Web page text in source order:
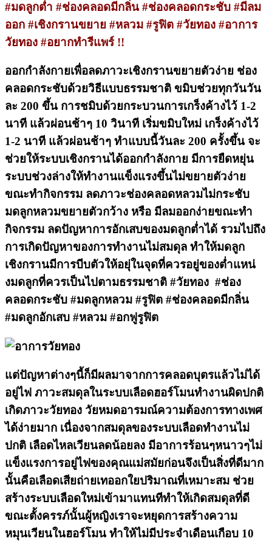
#มดลูกต่ำ #ช่องคลอดมีกลิ่น #ช่องคลอดกระชับ #มีลม
ออก #เชิงกรานขยาย #หลวม #รูฟิต #วัยทอง #อาการ
วัยทอง #อยากทำรีแพร์ !!
ออกกำลังกายเพื่อลดภาวะเชิงกรานขยายตัวง่าย ช่อง
คลอดกระชับด้วยวิธีแบบธรรมชาติ ขมิบช่วยทุกวันวัน
ละ 200 ขึ้น การชมิบด้วยกระบวนการเกร็งค้างไว้ 1-2
นาที แล้วผ่อนช้าๆ 10 วินาที เริ่มขมิบใหม่ เกร็งค้างไว้
1-2 นาที แล้วผ่อนช้าๆ ทำแบบนี้วันละ 200 ครั้งขึ้น จะ
ช่วยให้ระบบเชิงกรานได้ออกกำลังกาย มีการยืดหยุ่น
ระบบช่วงล่างให้ทำงานแข็งแรงขึ้นไม่ขยายตัวง่าย
ขณะทำกิจกรรม ลดภาวะช่องคลอดหลวมไม่กระชับ
มดลูกหลวมขยายตัวกว้าง หรือ มีลมออกง่ายขณะทำ
กิจกรรม ลดปัญหาการอักเสบของมดลูกต่ำได้ รวมไปถึง
การเกิดปัญหาของการทำงานไม่สมดุล ทำให้มดลูก
เชิงกรานมีการบีบตัวให้อยุ่ในจุดที่ควรอยู่ของต่ำแหน่
งมดลูกที่ควรเป็นไปตามธรรมชาติ #วัยทอง #ช่อง
คลอดกระชับ #มดลูกหลวม #รูฟิต #ช่องคลอดมีกลิ่น
#มดลูกอักเสบ #หลวม #อกฟูรูฟิต
แต่ปัญหาต่างๆนี้ก็มีผลมาจากการคลอดบุตรแล้วไม่ได้
อยู่ไฟ ภาวะสมดุลในระบบเลือดฮอร์โมนทำงานผิดปกติ
เกิดภาวะวัยทอง วัยหมดอารมณ์ความต้องการทางเพศ
ได้ง่ายมาก เนื่องจากสมดุลของระบบเลือดทำงานไม่
ปกติ เลือดไหลเวียนลดน้อยลง มีอาการร้อนๆหนาวๆไม่
แข็งแรงการอยู่ไฟของคุณแม่สมัยก่อนจึงเป็นสิ่งที่ดีมาก
นั้นคือเลือดเสียถ่ายเทออกใยปริมาณที่เหมาะสม ช่วย
สร้างระบบเลือดใหม่เข้ามาแทนทีทำให้เกิดสมดุลที่ดี
ขณะตั้งครรภ์นั้นผู้หญิงเราจะหยุดการสร้างความ
หมุนเวียนในฮอร์โมน ทำให้ไม่มีประจำเดือนเกือบ 10